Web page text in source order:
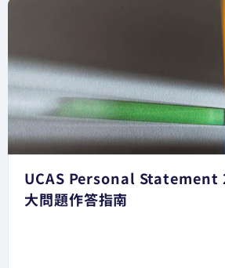
UCAS Personal Statement
大問題作答指南